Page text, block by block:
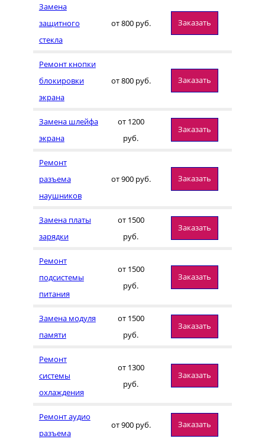
Замена
защитного
стекла
от 800 руб. Заказать
Ремонт кнопки
блокировки
экрана
от 800 руб. Заказать
Замена шлейфа
экрана
от 1200
руб.
Заказать
Ремонт
разъема
наушников
от 900 руб. Заказать
Замена платы
зарядки
от 1500
руб.
Заказать
Ремонт
подсистемы
питания
от 1500
руб.
Заказать
Замена модуля
памяти
от 1500
руб.
Заказать
Ремонт
системы
охлаждения
от 1300
руб.
Заказать
Ремонт аудио
разъема
от 900 руб. Заказать